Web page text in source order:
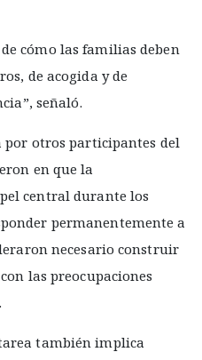
cómo las familias deben
de acogida y de
señaló.
otros participantes del
en que la
central durante los
permanentemente a
necesario construir
las preocupaciones
también implica